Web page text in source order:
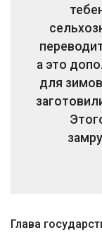
а это
для
Глава